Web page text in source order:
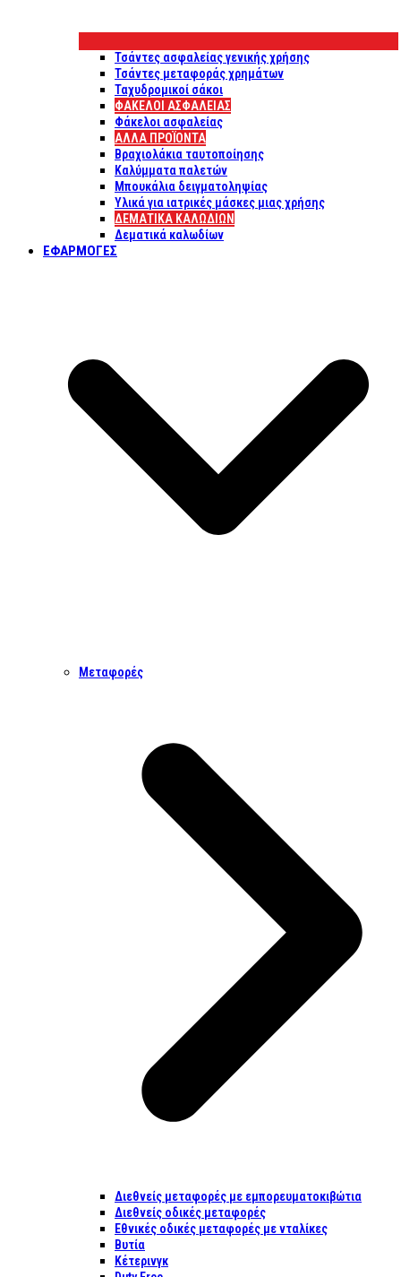
Τσάντες ασφαλείας γενικής χρήσης
Τσάντες μεταφοράς χρημάτων
Ταχυδρομικοί σάκοι
ΦΑΚΕΛΟΙ ΑΣΦΑΛΕΙΑΣ
Φάκελοι ασφαλείας
ΑΛΛΑ ΠΡΟΪΟΝΤΑ
Βραχιολάκια ταυτοποίησης
Καλύμματα παλετών
Μπουκάλια δειγματοληψίας
Υλικά για ιατρικές μάσκες μιας χρήσης
ΔΕΜΑΤΙΚΆ ΚΑΛΩΔΊΩΝ
Δεματικά καλωδίων
ΕΦΑΡΜΟΓΈΣ
Μεταφορές
Διεθνείς μεταφορές με εμπορευματοκιβώτια
Διεθνείς οδικές μεταφορές
Εθνικές οδικές μεταφορές με νταλίκες
Βυτία
Κέτερινγκ